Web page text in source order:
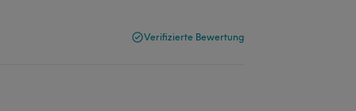
Verifizierte Bewertung